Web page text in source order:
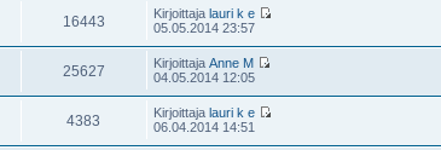
16443 Kirjoittajalauri k e
05.05.2014 23:57
25627 KirjoittajaAnne M
04.05.2014 12:05
4383 Kirjoittajalauri k e
06.04.2014 14:51